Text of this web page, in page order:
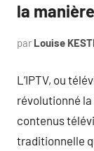
la
par Louise
L’IPTV, ou
révolutionné
contenus
traditionnelle